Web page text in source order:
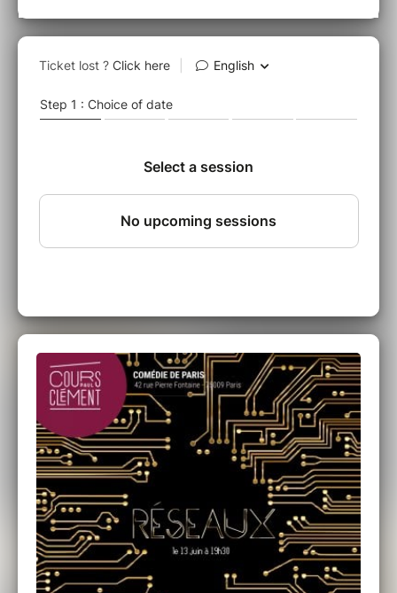
Une pièce de Kévin SAENGER.
Vanina ALBAN, Timothé BOUDET, Paul
DEGOIX, Diane DORIER, Clémentine DOUET,
PERRET, Louise RABIN, Marc SANSELME​​​​​​​.
Le Cours Clément
, cours de théâtre pour tous
les niveaux (débutant à avancé) et toutes les
Cours Clément